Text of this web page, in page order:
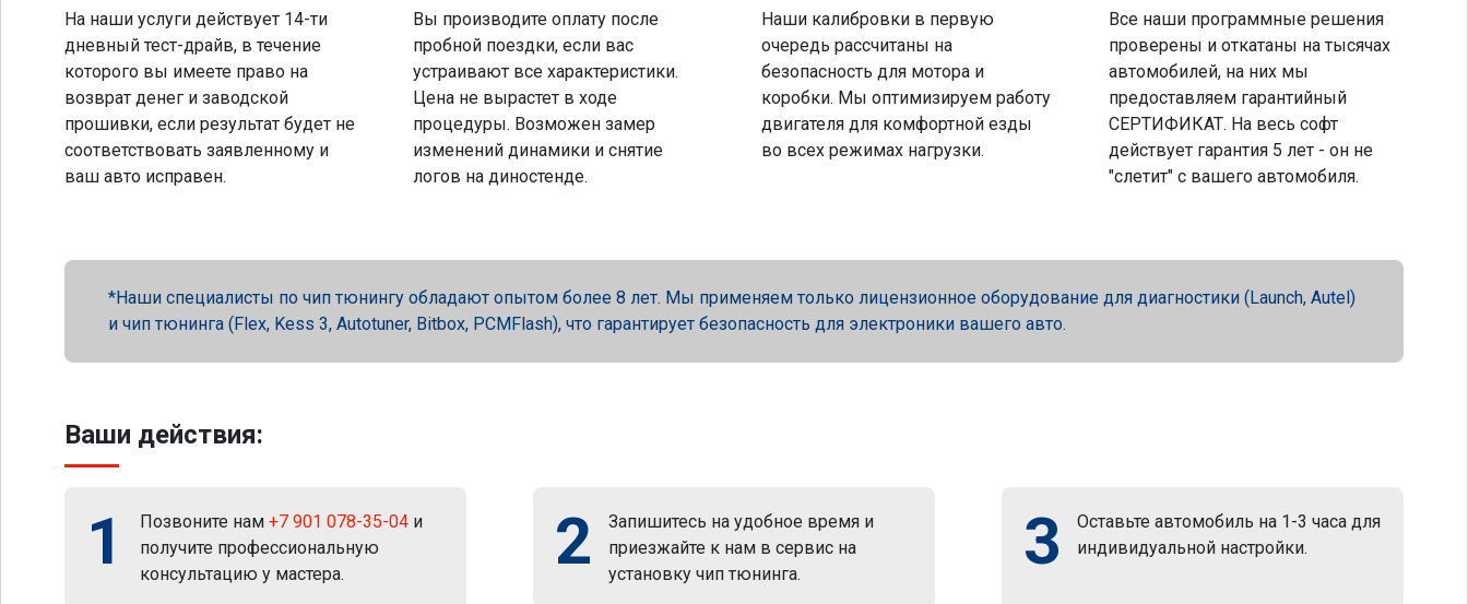
На наши услуги действует 14-ти
дневный тест-драйв, в течение
которого вы имеете право на
возврат денег и заводской
прошивки, если результат будет не
соответствовать заявленному и
ваш авто исправен.
Вы производите оплату после
пробной поездки, если вас
устраивают все характеристики.
Цена не вырастет в ходе
процедуры. Возможен замер
изменений динамики и снятие
логов на диностенде.
Наши калибровки в первую
очередь рассчитаны на
безопасность для мотора и
коробки. Мы оптимизируем работу
двигателя для комфортной езды
во всех режимах нагрузки.
Все наши программные решения
проверены и откатаны на тысячах
автомобилей, на них мы
предоставляем гарантийный
СЕРТИФИКАТ. На весь софт
действует гарантия 5 лет - он не
"слетит" с вашего автомобиля.
Наши специалисты по чип тюнингу обладают опытом более 8 лет. Мы применяем только лицензионное оборудование для диагностики (Launch, Autel)
и чип тюнинга (Flex, Kess 3, Autotuner, Bitbox, PCMFlash), что гарантирует безопасность для электроники вашего авто.
Ваши действия:
1 Позвоните нам +7 901 078-35-04 и
получите профессиональную
консультацию у мастера.
2
Запишитесь на удобное время и
приезжайте к нам в сервис на
установку чип тюнинга.
3
Оставьте автомобиль на 1-3 часа для
индивидуальной настройки.